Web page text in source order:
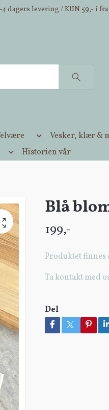
4 dagers levering / KUN 59,- i
Vesker, klær &
Historien vår
Blå
199,-
Produktet finnes
Ta kontakt med
Del